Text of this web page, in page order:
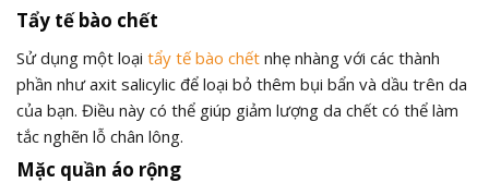
Tẩy tế bào chết
Sử dụng một loại tẩy tế bào chết nhẹ nhàng với các thành
phần như axit salicylic để loại bỏ thêm bụi bẩn và dầu trên da
của bạn. Điều này có thể giúp giảm lượng da chết có thể làm
tắc nghẽn lỗ chân lông.
Mặc quần áo rộng